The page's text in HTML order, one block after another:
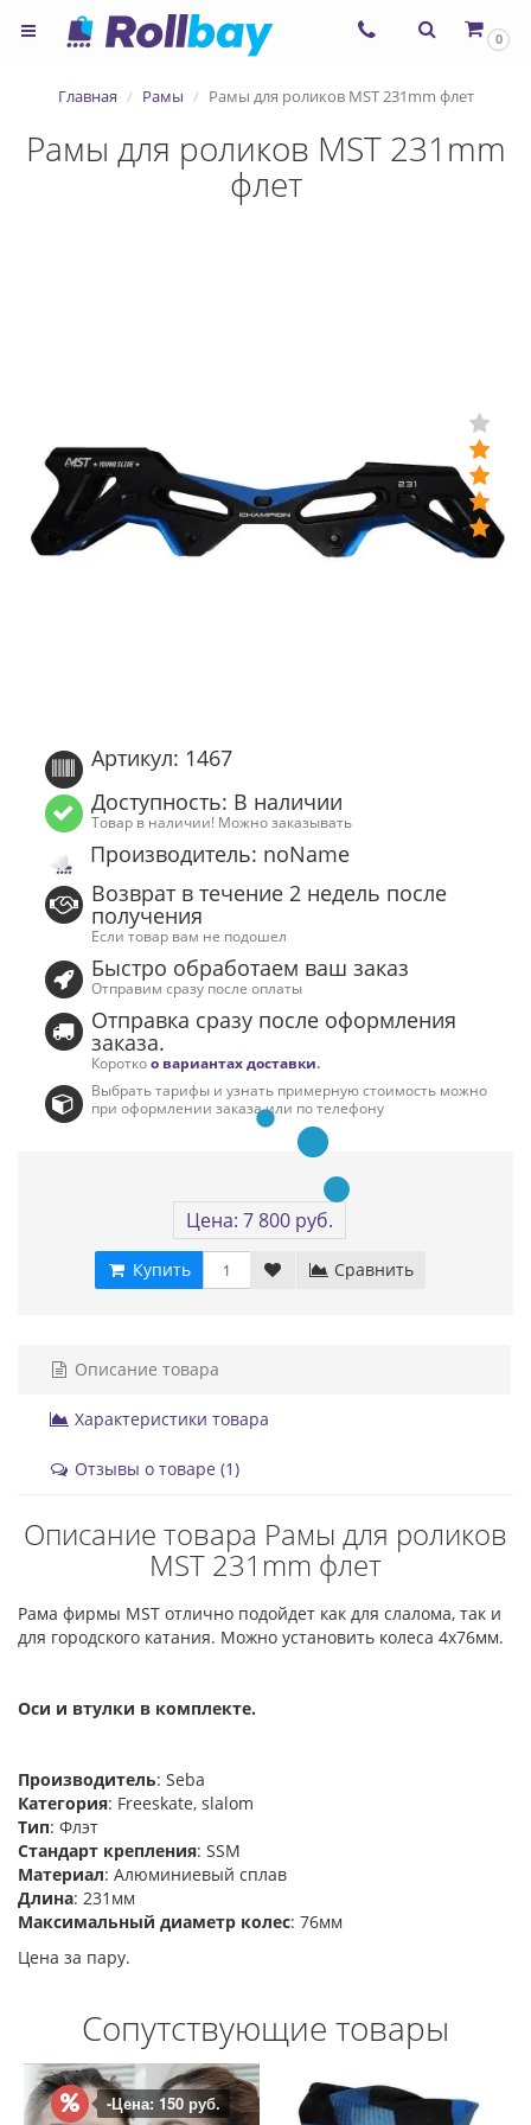
0
Главная Рамы Рамы для роликов MST 231mm флет
Рамы для роликов MST 231mm
флет
Артикул: 1467
Доступность: В наличии
Товар в наличии! Можно заказывать
Производитель: noName
Возврат в течение 2 недель после
получения
Если товар вам не подошел
Быстро обработаем ваш заказ
Отправим сразу после оплаты
Отправка сразу после оформления
заказа.
Короткоо вариантах доставки.
Выбрать тарифы и узнать примерную стоимость можно
при оформлении заказа или по телефону
Цена: 7 800 руб.
Купить Сравнить
Описание товара
Характеристики товара
Отзывы о товаре (1)
Описание товара Рамы для роликов
MST 231mm флет
Рама фирмы MST отлично подойдет как для слалома, так и
для городского катания. Можно установить колеса 4х76мм.
Оси и втулки в комплекте.
Производитель: Seba
Категория: Freeskate, slalom
Тип: Флэт
Стандарт крепления: SSM
Материал: Алюминиевый сплав
Длина: 231мм
Максимальный диаметр колес: 76мм
Цена за пару.
Сопутствующие товары
-Цена: 200 руб.